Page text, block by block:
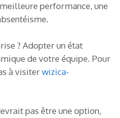
performance, une
? Adopter un état
de votre équipe. Pour
à visiterwizica-
pas être une option,